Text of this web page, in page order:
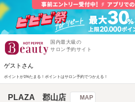
国内最大級の
サロン予約サイト
ゲストさん
ポイントが1%たまる！ ポイントはサロン予約でつかえる！
PLAZA 郡山店 MAP